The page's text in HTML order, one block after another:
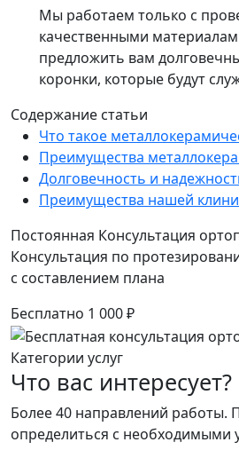
Мы работаем только с
качественными
предложить вам
коронки, которые будут
Содержание статьи
Что такое
Преимущества
Долговечность и
Преимущества нашей
Постоянная Консультация
Консультация по
с составлением плана
Бесплатно 1 000 ₽
Категории услуг
Что вас интересует?
Более 40 направлений
определиться с необходимыми